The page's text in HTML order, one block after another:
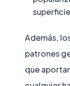
Además,
patrones
que